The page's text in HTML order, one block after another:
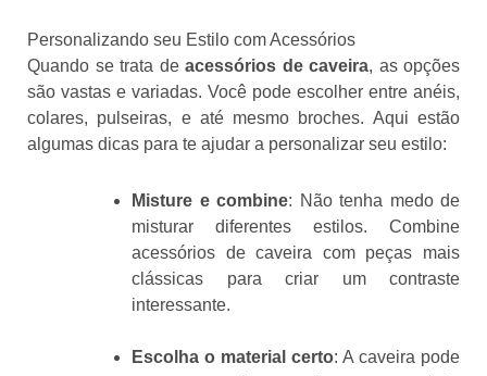
Personalizando seu Estilo com Acessórios
Quando se trata de acessórios de caveira, as opções
são vastas e variadas. Você pode escolher entre anéis,
colares, pulseiras, e até mesmo broches. Aqui estão
algumas dicas para te ajudar a personalizar seu estilo:
Misture e combine: Não tenha medo de
misturar diferentes estilos. Combine
acessórios de caveira com peças mais
clássicas para criar um contraste
interessante.
Escolha o material certo: A caveira pode